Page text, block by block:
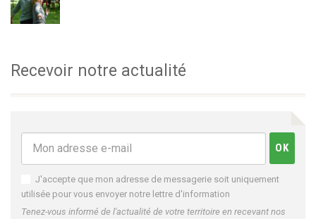
Recevoir notre actualité
J'accepte que mon adresse de messagerie soit uniquement
utilisée pour vous envoyer notre lettre d'information
Tenez-vous informé de l'actualité de votre territoire en recevant nos